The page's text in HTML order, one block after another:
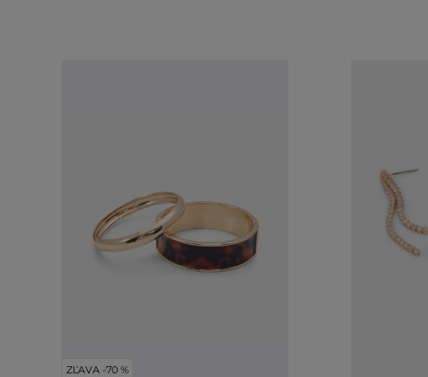
ZĽAVA -70 %